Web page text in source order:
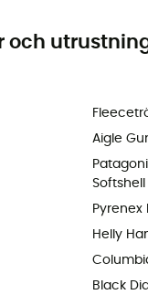
och
Aigle
Softshell
Pyrenex
Helly
Black